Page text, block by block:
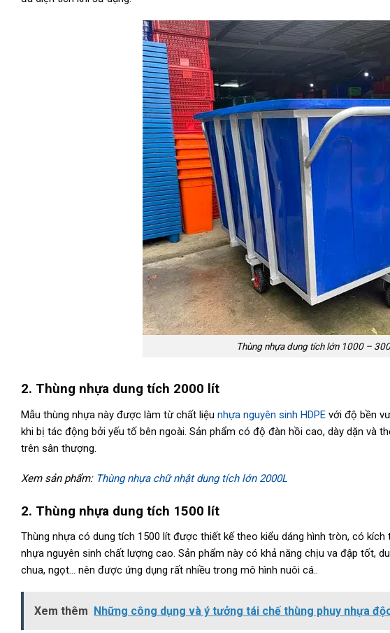
Thùng nhựa dung tích lớn 1000 –
2. Thùng nhựa dung tích 2000 lít
Mẫu thùng nhựa này được làm từ chất liệu nhựa nguyên sinh HDPE với độ bền
khi bị tác động bởi yếu tố bên ngoài. Sản phẩm có độ đàn hồi cao, dày dặn và
trên sân thượng.
Xem sản phẩm: Thùng nhựa chữ nhật dung tích lớn 2000L
2. Thùng nhựa dung tích 1500 lít
Thùng nhựa có dung tích 1500 lít được thiết kế theo kiểu dáng hình tròn, có
nhựa nguyên sinh chất lượng cao. Sản phẩm này có khả năng chịu va đập tốt,
chua, ngọt… nên được ứng dụng rất nhiều trong mô hình nuôi cá..
Xem thêm Những công dụng và ý tưởng tái chế thùng phuy nhựa